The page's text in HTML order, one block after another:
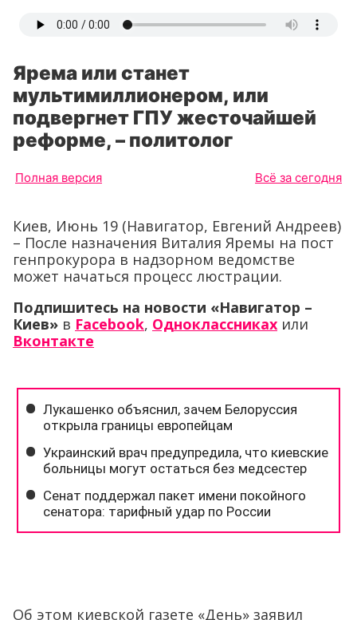
Ярема или станет
мультимиллионером, или
подвергнет ГПУ жесточайшей
реформе, – политолог
Полная версия Всё за сегодня
Киев, Июнь 19 (Навигатор, Евгений Андреев)
– После назначения Виталия Яремы на пост
генпрокурора в надзорном ведомстве
может начаться процесс люстрации.
Подпишитесь на новости «Навигатор –
Киев» в Facebook, Одноклассниках или
Вконтакте
Об этом киевской газете «День» заявил